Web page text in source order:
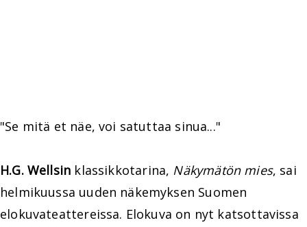
"Se mitä et näe, voi satuttaa sinua..."
H.G. Wellsin klassikkotarina, Näkymätön mies, sai
helmikuussa uuden näkemyksen Suomen
elokuvateattereissa. Elokuva on nyt katsottavissa